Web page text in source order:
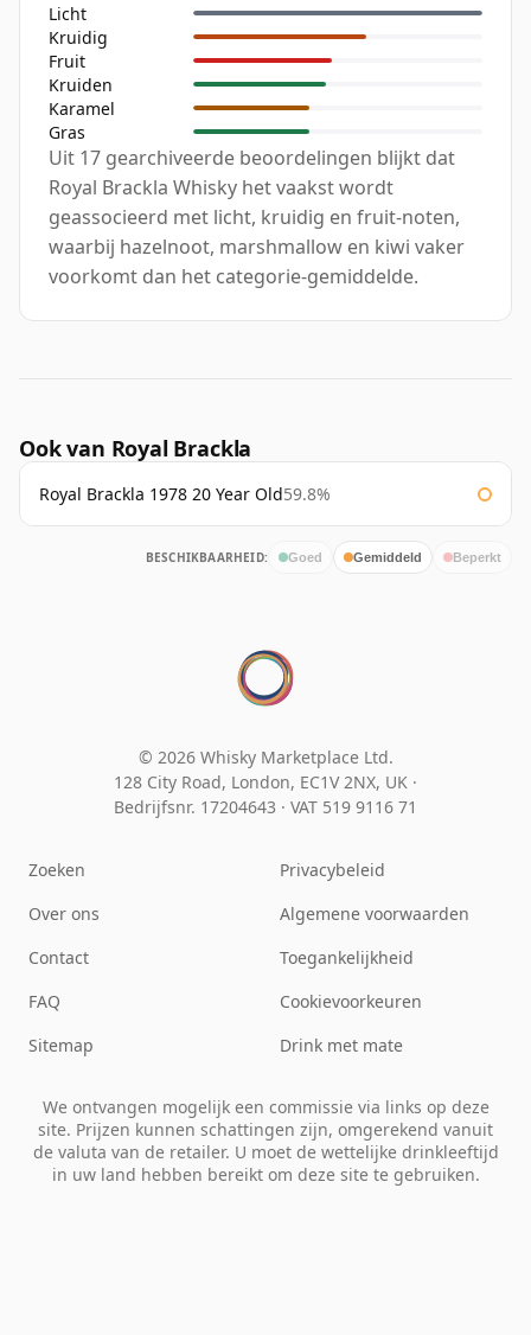
Licht
Kruidig
Fruit
Kruiden
Karamel
Gras
Uit 17 gearchiveerde beoordelingen blijkt dat
Royal Brackla Whisky het vaakst wordt
geassocieerd met licht, kruidig en fruit-noten,
waarbij hazelnoot, marshmallow en kiwi vaker
voorkomt dan het categorie-gemiddelde.
Ook van Royal Brackla
Royal Brackla 1978 20 Year Old59.8%
BESCHIKBAARHEID: Goed Gemiddeld Beperkt
© 2026 Whisky Marketplace Ltd.
128 City Road, London, EC1V 2NX, UK ·
Bedrijfsnr. 17204643 · VAT 519 9116 71
Zoeken
Over ons
Contact
FAQ
Sitemap
Privacybeleid
Algemene voorwaarden
Toegankelijkheid
Cookievoorkeuren
Drink met mate
We ontvangen mogelijk een commissie via links op deze
site. Prijzen kunnen schattingen zijn, omgerekend vanuit
de valuta van de retailer. U moet de wettelijke drinkleeftijd
in uw land hebben bereikt om deze site te gebruiken.